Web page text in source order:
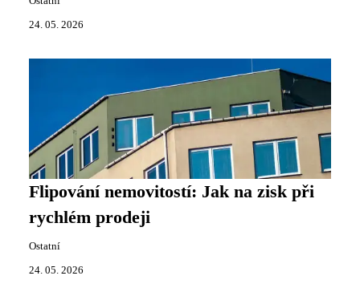
24. 05. 2026
Flipování nemovitostí: Jak na zisk při
rychlém prodeji
Ostatní
24. 05. 2026